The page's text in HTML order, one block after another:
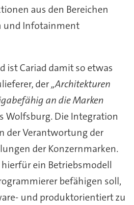
aus den Bereichen
und Infotainment
ist Cariad damit so etwas
der„Architekturen
an die Marken
Wolfsburg. Die Integration
der Verantwortung der
der Konzernmarken.
ein Betriebsmodell
befähigen soll,
und produktorientiert zu